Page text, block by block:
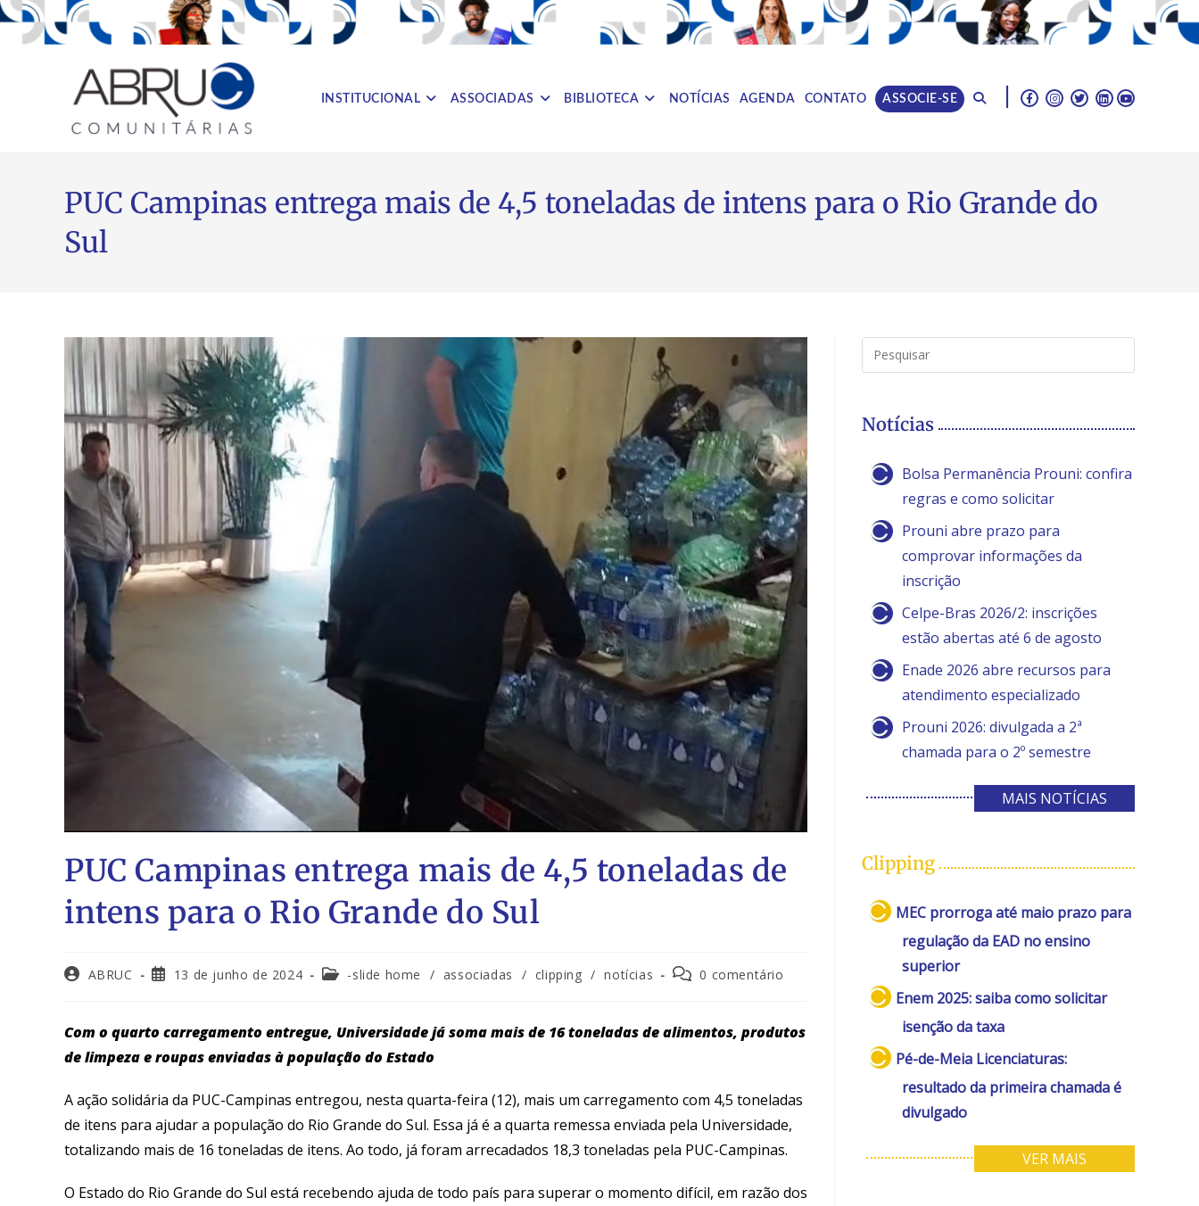
|
INSTITUCIONAL ASSOCIADAS BIBLIOTECA NOTÍCIAS AGENDA CONTATO ASSOCIE-SE
PUC Campinas entrega mais de 4,5 toneladas de intens para o Rio Grande do
Sul
PUC Campinas entrega mais de 4,5 toneladas de
intens para o Rio Grande do Sul
ABRUC 13 de junho de 2024 -slide home / associadas / clipping / notícias 0 comentário
Com o quarto carregamento entregue, Universidade já soma mais de 16 toneladas de alimentos, produtos
de limpeza e roupas enviadas à população do Estado
A ação solidária da PUC-Campinas entregou, nesta quarta-feira (12), mais um carregamento com 4,5 toneladas
de itens para ajudar a população do Rio Grande do Sul. Essa já é a quarta remessa enviada pela Universidade,
totalizando mais de 16 toneladas de itens. Ao todo, já foram arrecadados 18,3 toneladas pela PUC-Campinas.
O Estado do Rio Grande do Sul está recebendo ajuda de todo país para superar o momento difícil, em razão dos
Notícias
Bolsa Permanência Prouni: confira
regras e como solicitar
Prouni abre prazo para
comprovar informações da
inscrição
Celpe-Bras 2026/2: inscrições
estão abertas até 6 de agosto
Enade 2026 abre recursos para
atendimento especializado
Prouni 2026: divulgada a 2ª
chamada para o 2º semestre
MAIS NOTÍCIAS
Clipping
MEC prorroga até maio prazo para
regulação da EAD no ensino
superior
Enem 2025: saiba como solicitar
isenção da taxa
Pé-de-Meia Licenciaturas:
resultado da primeira chamada é
divulgado
VER MAIS